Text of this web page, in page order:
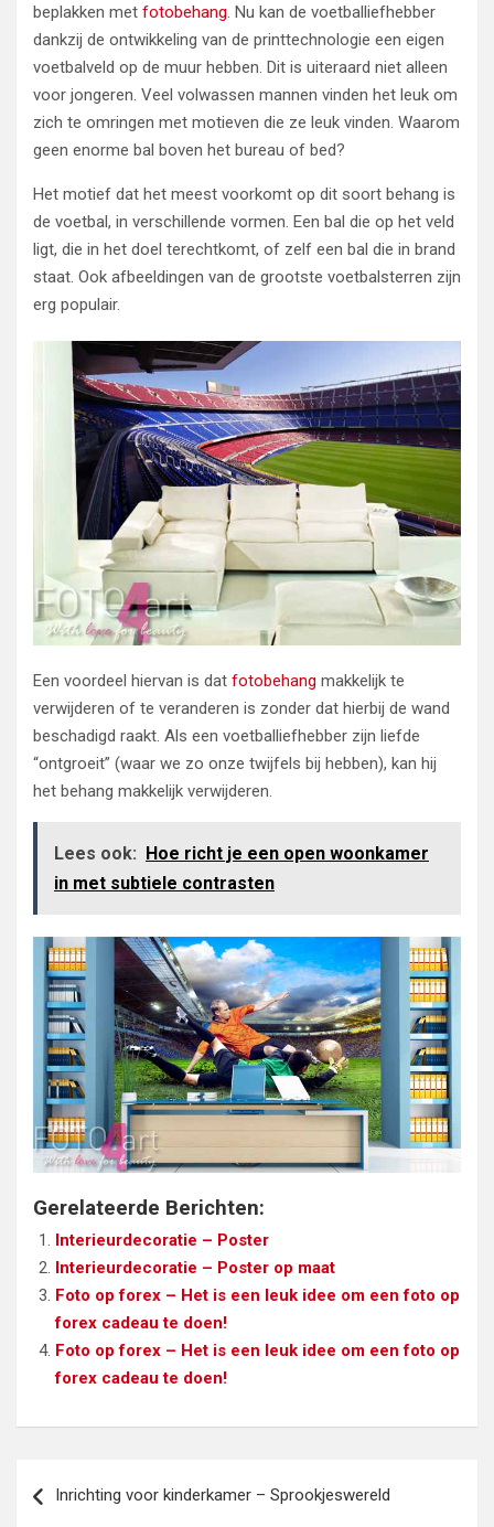
beplakken met fotobehang. Nu kan de voetballiefhebber
dankzij de ontwikkeling van de printtechnologie een eigen
voetbalveld op de muur hebben. Dit is uiteraard niet alleen
voor jongeren. Veel volwassen mannen vinden het leuk om
zich te omringen met motieven die ze leuk vinden. Waarom
geen enorme bal boven het bureau of bed?
Het motief dat het meest voorkomt op dit soort behang is
de voetbal, in verschillende vormen. Een bal die op het veld
ligt, die in het doel terechtkomt, of zelf een bal die in brand
staat. Ook afbeeldingen van de grootste voetbalsterren zijn
erg populair.
Een voordeel hiervan is dat fotobehang makkelijk te
verwijderen of te veranderen is zonder dat hierbij de wand
beschadigd raakt. Als een voetballiefhebber zijn liefde
“ontgroeit” (waar we zo onze twijfels bij hebben), kan hij
het behang makkelijk verwijderen.
Lees ook: Hoe richt je een open woonkamer
in met subtiele contrasten
Gerelateerde Berichten:
Interieurdecoratie – Poster
Interieurdecoratie – Poster op maat
Foto op forex – Het is een leuk idee om een foto op
forex cadeau te doen!
Foto op forex – Het is een leuk idee om een foto op
forex cadeau te doen!
navigatie
Inrichting voor kinderkamer – Sprookjeswereld